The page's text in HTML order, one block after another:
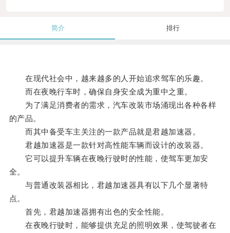
简介 排行
在现代社会中，越来越多的人开始追求驾车的乐趣。
而在夜晚行车时，确保自身安全成为重中之重。
为了满足消费者的需求，汽车改装市场涌现出各种各样
的产品。
而其中备受车主关注的一款产品就是君越加速器。
君越加速器是一款针对高性能车辆而设计的改装器。
它可以提升车辆在夜晚行驶时的性能，使驾车更加安
全。
与普通改装器相比，君越加速器具有以下几个显著特
点。
首先，君越加速器拥有出色的安全性能。
在夜晚行驶时，能够提供充足的照明效果，使驾驶者在